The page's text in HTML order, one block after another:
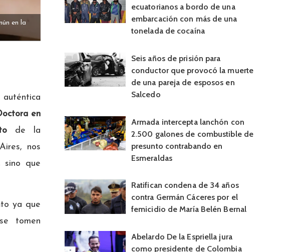
en la
auténtica
en
de la
nos
sino que
ya que
tomen
ecuatorianos a bordo de una
embarcación con más de una
tonelada de cocaína
Seis años de prisión para
conductor que provocó la muerte
de una pareja de esposos en
Salcedo
Armada intercepta lanchón con
2.500 galones de combustible de
presunto contrabando en
Esmeraldas
Ratifican condena de 34 años
contra Germán Cáceres por el
femicidio de María Belén Bernal
Abelardo De la Espriella jura
como presidente de Colombia